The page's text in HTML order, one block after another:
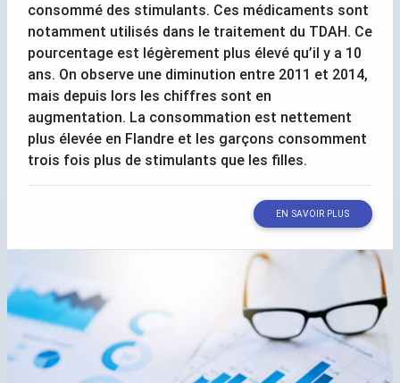
consommé des stimulants. Ces médicaments sont
notamment utilisés dans le traitement du TDAH. Ce
pourcentage est légèrement plus élevé qu’il y a 10
ans. On observe une diminution entre 2011 et 2014,
mais depuis lors les chiffres sont en
augmentation. La consommation est nettement
plus élevée en Flandre et les garçons consomment
trois fois plus de stimulants que les filles.
EN SAVOIR PLUS